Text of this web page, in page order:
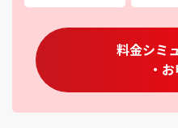
料金シミ
・